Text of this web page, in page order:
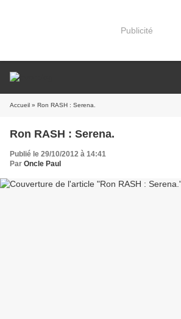
Publicité
Accueil » Ron RASH : Serena.
Ron RASH : Serena.
Publié le 29/10/2012 à 14:41
Par Oncle Paul